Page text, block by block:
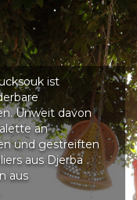
ist
Unweit davon
an
und gestreiften
aus Djerba
aus